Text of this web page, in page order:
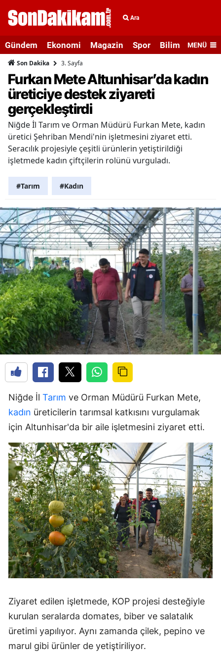
Ara
Gündem Ekonomi Magazin Spor Bilim veMENÜ
Son Dakika 3. Sayfa
Furkan Mete Altunhisar’da kadın
üreticiye destek ziyareti
gerçekleştirdi
Niğde İl Tarım ve Orman Müdürü Furkan Mete, kadın
üretici Şehriban Mendi'nin işletmesini ziyaret etti.
Seracılık projesiyle çeşitli ürünlerin yetiştirildiği
işletmede kadın çiftçilerin rolünü vurguladı.
#Tarım #Kadın
Niğde İl Tarım ve Orman Müdürü Furkan Mete,
kadın üreticilerin tarımsal katkısını vurgulamak
için Altunhisar'da bir aile işletmesini ziyaret etti.
Ziyaret edilen işletmede, KOP projesi desteğiyle
kurulan seralarda domates, biber ve salatalık
üretimi yapılıyor. Aynı zamanda çilek, pepino ve
marul gibi ürünler de yetiştiriliyor.